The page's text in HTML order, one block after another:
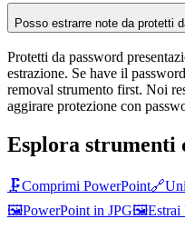
Posso estrarre note da protetti
Protetti da password
estrazione. Se have il
removal strumento first. Noi
aggirare protezione con
Esplora strumenti
🗜️Comprimi PowerPoint🔗
🖼️PowerPoint in JPG🖼️Estrai